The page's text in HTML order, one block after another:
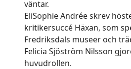
väntar.
EliSophie Andrée skrev
kritikersuccé Häxan, som
Fredriksdals museer och
Felicia Sjöström Nilsson
huvudrollen.